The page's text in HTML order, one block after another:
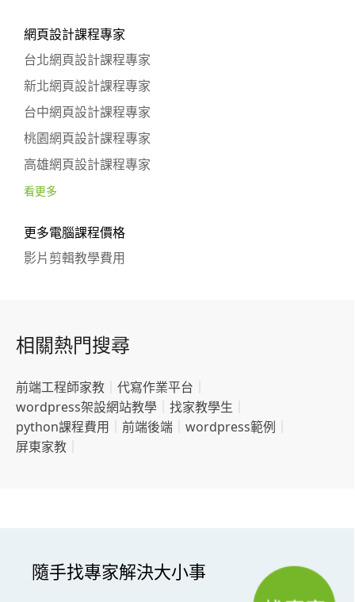
網頁設計課程專家
台北網頁設計課程專家
新北網頁設計課程專家
台中網頁設計課程專家
桃園網頁設計課程專家
高雄網頁設計課程專家
看更多
更多電腦課程價格
影片剪輯教學費用
相關熱門搜尋
前端工程師家教 代寫作業平台
wordpress架設網站教學
找家教學生
python課程費用
前端後端 wordpress範例
屏東家教
隨手找專家解決大小事